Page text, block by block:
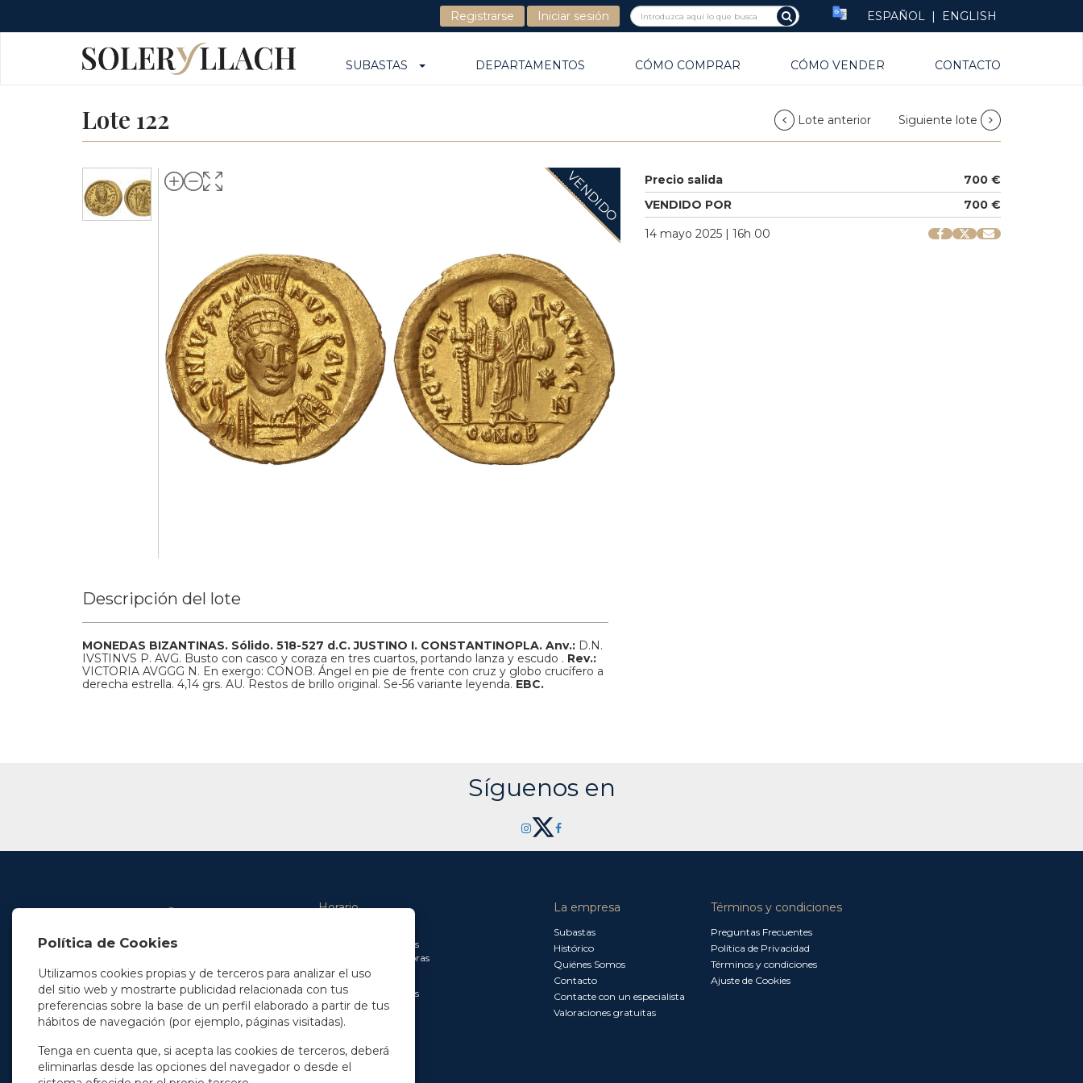
Registrarse Iniciar sesión ESPAÑOL | ENGLISH
SUBASTAS DEPARTAMENTOS CÓMO COMPRAR CÓMO VENDER CONTACTO
Lote 122 Lote anterior Siguiente lote
VENDIDO Precio salida
700 €
VENDIDO POR
700 €
14 mayo 2025 | 16h 00
Descripción del lote
MONEDAS BIZANTINAS. Sólido. 518-527 d.C.JUSTINO I. CONSTANTINOPLA. Anv.: D.N.
IVSTINVS P. AVG. Busto con casco y coraza en tres cuartos, portando lanza y escudo . Rev.:
VICTORIA AVGGG N. En exergo: CONOB. Ángel en pie de frente con cruz y globo crucífero a
derecha estrella. 4,14 grs. AU. Restos de brillo original. Se-56 variante leyenda. EBC.
Síguenos en
En Madrid
info@soleryllach.com
En Barcelona
Beethoven 13
+34 93 201 87 33
info@soleryllach.com
Horario
De 9.00 a 13.30 horas
y de 14.30 a 18.00 horas
Viernes:
De 8.30 a 15.00 horas
La empresa
Subastas
Histórico
Quiénes Somos
Contacto
Contacte con un especialista
Valoraciones gratuitas
Términos y condiciones
Preguntas Frecuentes
Política de Privacidad
Términos y condiciones
Ajuste de Cookies
Política de Cookies
Utilizamos cookies propias y de terceros para analizar el uso
del sitio web y mostrarte publicidad relacionada con tus
preferencias sobre la base de un perfil elaborado a partir de tus
hábitos de navegación (por ejemplo, páginas visitadas).
Tenga en cuenta que, si acepta las cookies de terceros, deberá
eliminarlas desde las opciones del navegador o desde el